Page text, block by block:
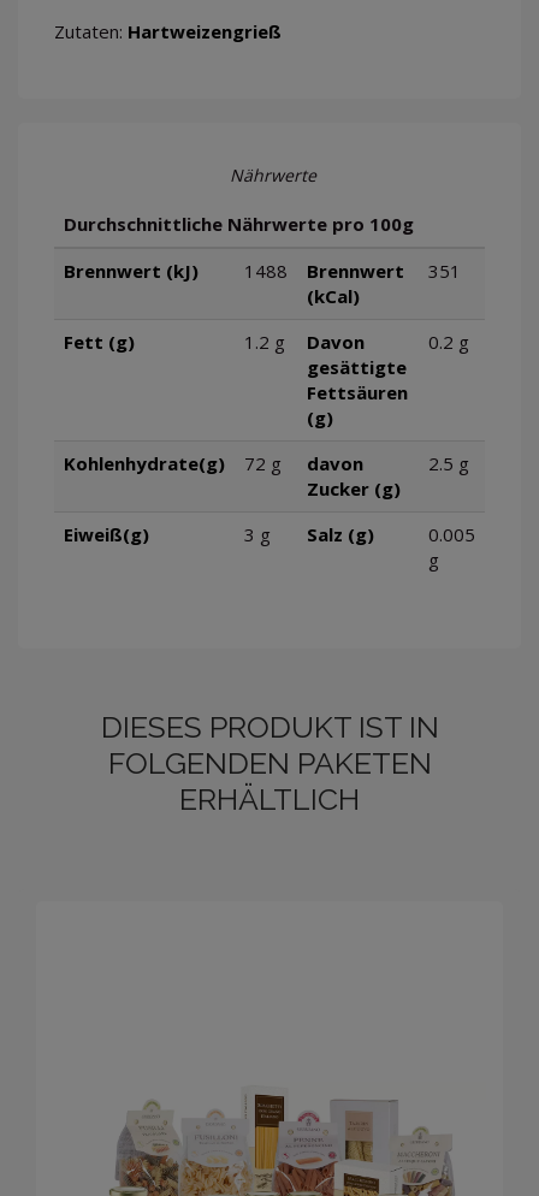
Zutaten: Hartweizengrieß
Nährwerte
Durchschnittliche Nährwerte pro 100g
Brennwert (kJ)
1488
Brennwert
(kCal)
351
Fett (g) 1.2 g
Davon
gesättigte
Fettsäuren
(g)
0.2 g
Kohlenhydrate(g) 72 g
davon
Zucker (g)
2.5 g
Eiweiß(g) 3 g Salz (g)
0.005
g
DIESES PRODUKT IST IN
FOLGENDEN PAKETEN
ERHÄLTLICH